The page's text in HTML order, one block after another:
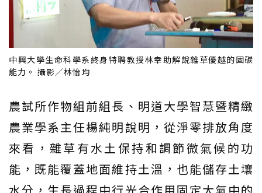
中興大學生命科學系終身特聘教授林幸助解說雜草優越的固碳
能力。 攝影／林怡均
農試所作物組前組長、明道大學智慧暨精緻
農業學系主任楊純明說明，從淨零排放角度
來看，雜草有水土保持和調節微氣候的功
能，既能覆蓋地面維持土溫，也能儲存土壤